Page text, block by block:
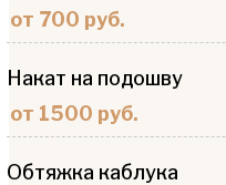
от 700 руб.
Накат на подошву
от 1500 руб.
Обтяжка каблука